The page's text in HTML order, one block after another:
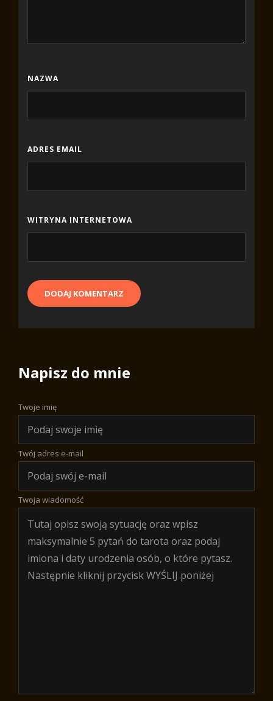
NAZWA
ADRES EMAIL
WITRYNA INTERNETOWA
Napisz do mnie
Twoje imię
Twój adres e-mail
Twoja wiadomość